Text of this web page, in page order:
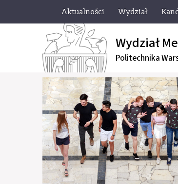
Aktualności Wydział
Wydział
Politechnika